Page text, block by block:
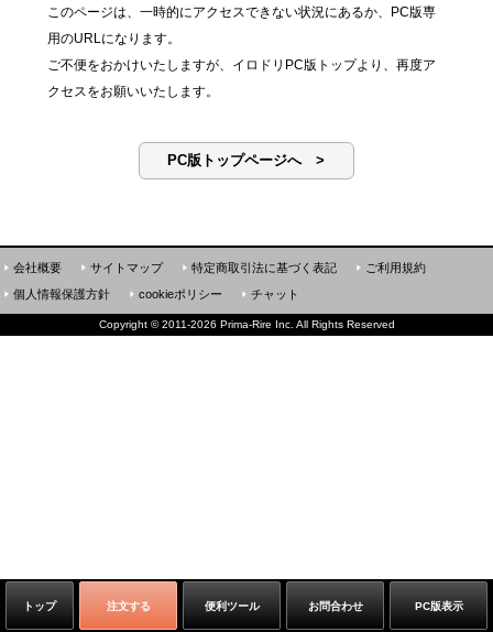
このページは、一時的にアクセスできない状況にあるか、PC版専
用のURLになります。
ご不便をおかけいたしますが、イロドリPC版トップより、再度ア
クセスをお願いいたします。
PC版トップページへ >
トップ 注文する 便利ツール お問合わせ PC版表示
会社概要 サイトマップ 特定商取引法に基づく表記
ご利用規約
個人情報保護方針
cookieポリシー チャット
Copyright ©2011-2026 Prima-Rire Inc. All Rights Reserved